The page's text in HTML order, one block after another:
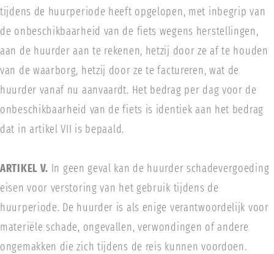
tijdens de huurperiode heeft opgelopen, met inbegrip van
de onbeschikbaarheid van de fiets wegens herstellingen,
aan de huurder aan te rekenen, hetzij door ze af te houden
van de waarborg, hetzij door ze te factureren, wat de
huurder vanaf nu aanvaardt. Het bedrag per dag voor de
onbeschikbaarheid van de fiets is identiek aan het bedrag
dat in artikel VII is bepaald.
ARTIKEL V. In geen geval kan de huurder schadevergoeding
eisen voor verstoring van het gebruik tijdens de
huurperiode. De huurder is als enige verantwoordelijk voor
materiële schade, ongevallen, verwondingen of andere
ongemakken die zich tijdens de reis kunnen voordoen.